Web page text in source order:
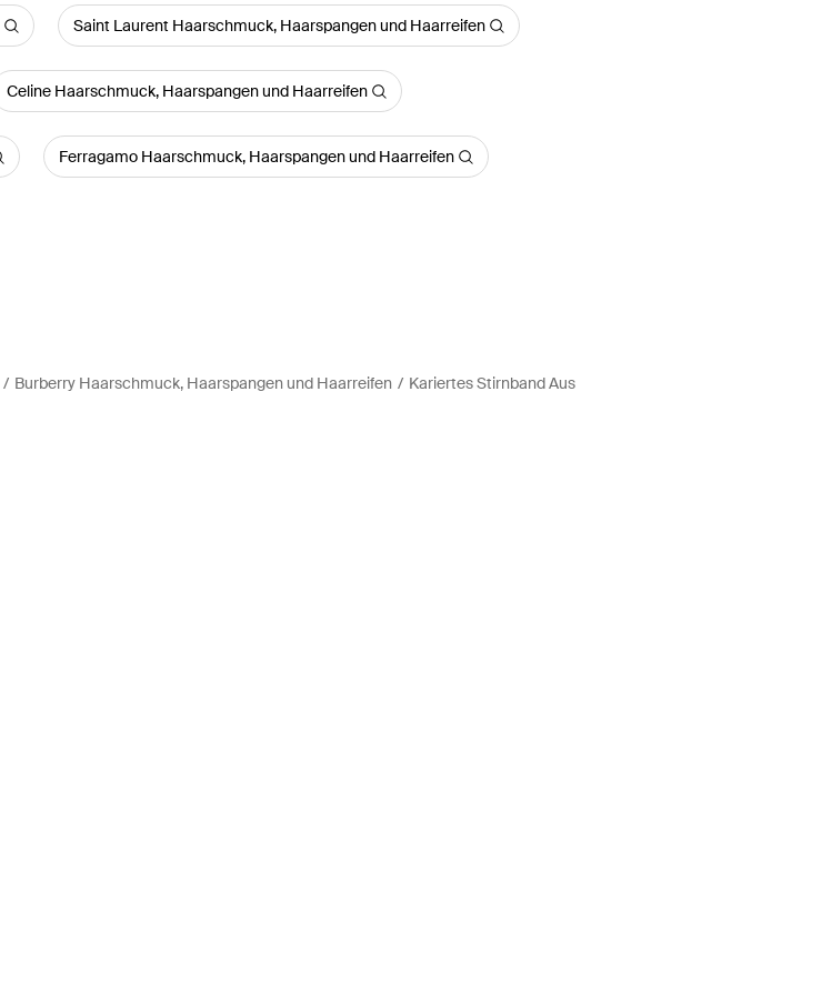
Saint Laurent Haarschmuck, Haarspangen und Haarreifen
Celine Haarschmuck, Haarspangen und Haarreifen
Ferragamo Haarschmuck, Haarspangen und Haarreifen
Burberry Haarschmuck, Haarspangen und Haarreifen
Kariertes Stirnband Aus